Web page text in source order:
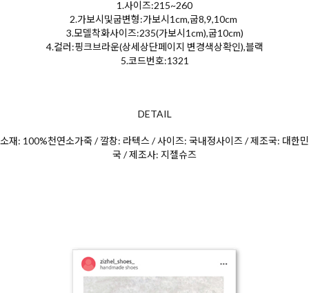
1.사이즈:215~260
2.가보시및굽변형:가보시1cm,굽8,9,10cm
3.모델착화사이즈:235(가보시1cm),굽10cm)
4.컬러:핑크브라운(상세상단페이지 변경색상확인),블랙
5.코드번호:1321
DETAIL
소재: 100%천연소가죽 / 깔창: 라텍스 / 사이즈: 국내정사이즈 / 제조국: 대한민
국 / 제조사: 지젤슈즈